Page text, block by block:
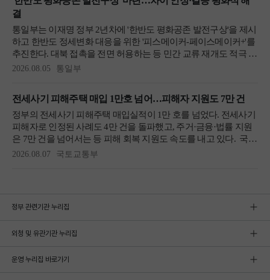
정부 관련기관 누리집
외청 및 유관기관 누리집
운영 누리집 바로가기